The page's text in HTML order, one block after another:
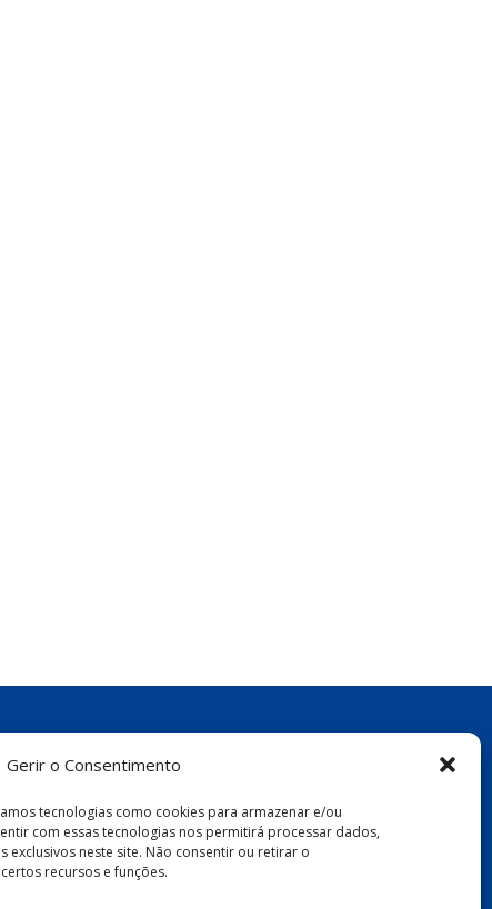
Gerir o Consentimento
tecnologias como cookies para armazenar e/ou
com essas tecnologias nos permitirá processar dados,
neste site. Não consentir ou retirar o
recursos e funções.